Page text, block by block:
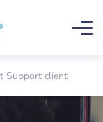
Support client